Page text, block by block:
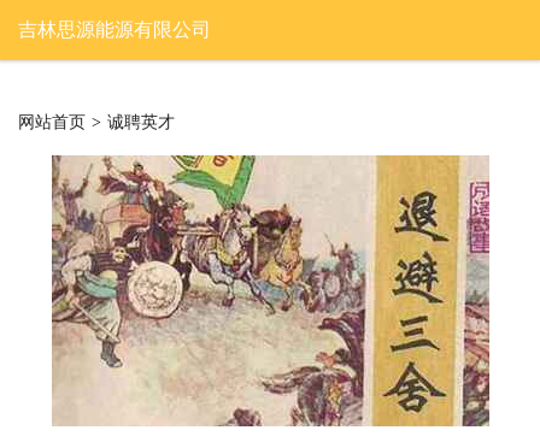
吉林思源能源有限公司
网站首页 > 诚聘英才